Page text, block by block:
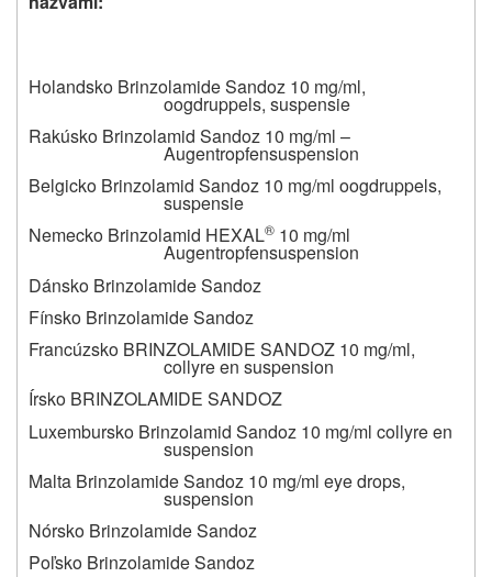
Holandsko Brinzolamide Sandoz 10 mg/ml,
oogdruppels, suspensie
Rakúsko Brinzolamid Sandoz 10 mg/ml –
Augentropfensuspension
Belgicko Brinzolamid Sandoz 10 mg/ml oogdruppels,
suspensie
Nemecko Brinzolamid HEXAL® 10 mg/ml
Augentropfensuspension
Dánsko Brinzolamide Sandoz
Fínsko Brinzolamide Sandoz
Francúzsko BRINZOLAMIDE SANDOZ 10 mg/ml,
collyre en suspension
Írsko BRINZOLAMIDE SANDOZ
Luxembursko Brinzolamid Sandoz 10 mg/ml collyre en
suspension
Malta Brinzolamide Sandoz 10 mg/ml eye drops,
suspension
Nórsko Brinzolamide Sandoz
Poľsko Brinzolamide Sandoz